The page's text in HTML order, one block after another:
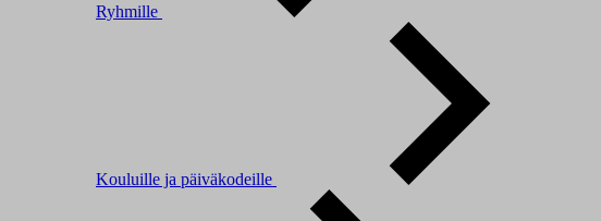
Ryhmille
Kouluille ja päiväkodeille